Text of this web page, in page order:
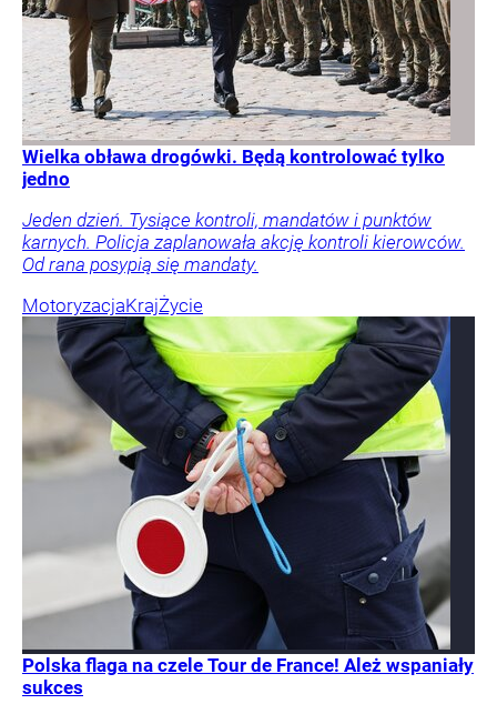
Wielka obława drogówki. Będą kontrolować tylko
jedno
Jeden dzień. Tysiące kontroli, mandatów i punktów
karnych. Policja zaplanowała akcję kontroli kierowców.
Od rana posypią się mandaty.
MotoryzacjaKrajŻycie
Polska flaga na czele Tour de France! Ależ wspaniały
sukces